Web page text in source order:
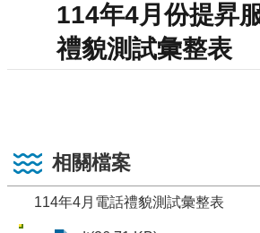
114年4月份提昇
禮貌測試彙整表
相關檔案
114年4月電話禮貌測試彙整表